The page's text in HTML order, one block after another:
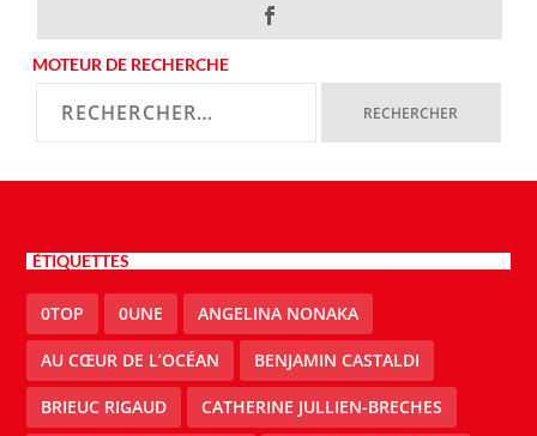
MOTEUR DE RECHERCHE
ÉTIQUETTES
0TOP 0UNE ANGELINA NONAKA
AU CŒUR DE L’OCÉAN BENJAMIN CASTALDI
BRIEUC RIGAUD CATHERINE JULLIEN-BRECHES